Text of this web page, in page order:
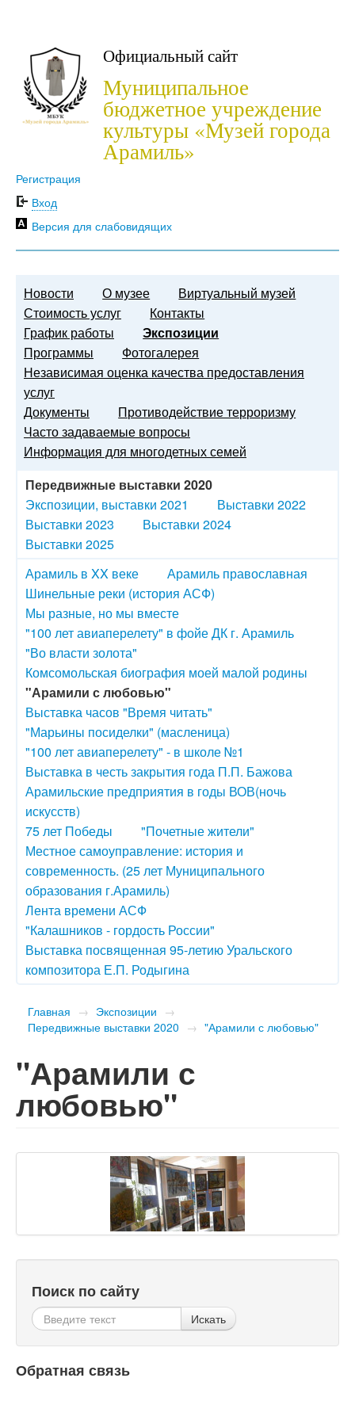
Официальный сайт
Муниципальное
бюджетное учреждение
культуры «Музей города
Арамиль»
Регистрация
Вход
Версия для слабовидящих
Новости О музее
Виртуальный музей
Стоимость услуг
Контакты
График работы
Экспозиции
Программы
Фотогалерея
Независимая оценка качества предоставления
услуг
Документы
Противодействие терроризму
Часто задаваемые вопросы
Информация для многодетных семей
Передвижные выставки 2020
Экспозиции, выставки 2021
Выставки 2022
Выставки 2023
Выставки 2024
Выставки 2025
Арамиль в XX веке
Арамиль православная
Шинельные реки (история АСФ)
Мы разные, но мы вместе
"100 лет авиаперелету" в фойе ДК г. Арамиль
"Во власти золота"
Комсомольская биография моей малой родины
"Арамили с любовью"
Выставка часов "Время читать"
"Марьины посиделки" (масленица)
"100 лет авиаперелету" - в школе №1
Выставка в честь закрытия года П.П. Бажова
Арамильские предприятия в годы ВОВ(ночь
искусств)
75 лет Победы
"Почетные жители"
Местное самоуправление: история и
современность. (25 лет Муниципального
образования г.Арамиль)
Лента времени АСФ
"Калашников - гордость России"
Выставка посвященная 95-летию Уральского
композитора Е.П. Родыгина
Главная → Экспозиции →
Передвижные выставки 2020 → "Арамили с любовью"
"Арамили с
любовью"
Поиск по сайту
Искать
Обратная связь